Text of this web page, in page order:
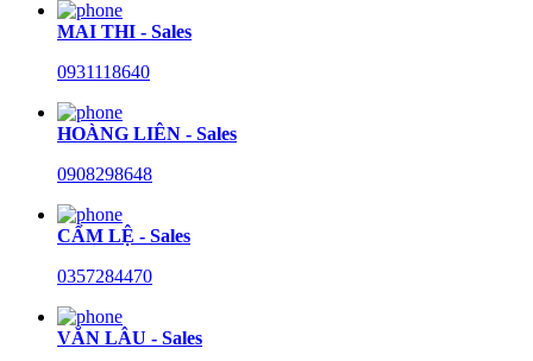
MAI THI - Sales
0931118640
HOÀNG LIÊN - Sales
0908298648
CẨM LỆ - Sales
0357284470
VĂN LÂU - Sales